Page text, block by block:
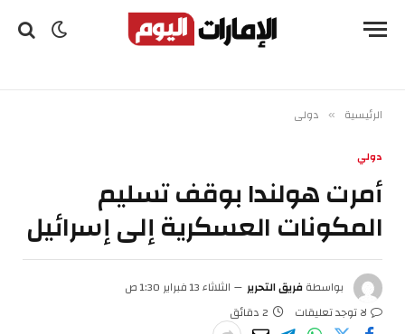
الرئيسية » دولي
دولي
أمرت هولندا بوقف تسليم
المكونات العسكرية إلى إسرائيل
بواسطةفريق التحرير
الثلاثاء 13 فبراير 1:30 ص
لا توجد تعليقات
2 دقائق